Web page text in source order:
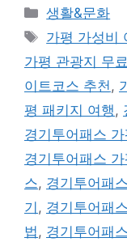
카
테
고
리
생활&문화
태
그
가평 가성비
가평 관광지 무
이트코스 추천 ,
평 패키지 여행 ,
경기투어패스 가
경기투어패스
스, 경기투어패
기 , 경기투어패
법 , 경기투어패